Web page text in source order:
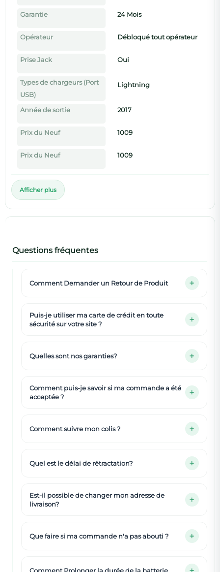
Garantie 24 Mois
Opérateur Débloqué tout opérateur
Prise Jack Oui
Types de chargeurs (Port
USB)
Lightning
Année de sortie 2017
Prix du Neuf 1009
Prix du Neuf 1009
Afficher plus
Questions fréquentes
Comment Demander un Retour de Produit
Puis-je utiliser ma carte de crédit en toute
sécurité sur votre site ?
Quelles sont nos garanties?
Comment puis-je savoir si ma commande a été
acceptée ?
Comment suivre mon colis ?
Quel est le délai de rétractation?
Est-il possible de changer mon adresse de
livraison?
Que faire si ma commande n'a pas abouti ?
Comment Prolonger la durée de la batterie